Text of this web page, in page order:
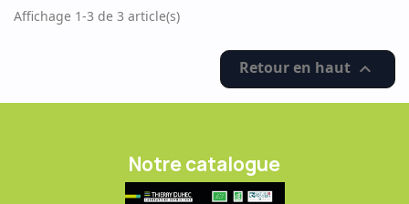
Affichage 1-3 de 3 article(s)
Retour en haut 
Notre catalogue